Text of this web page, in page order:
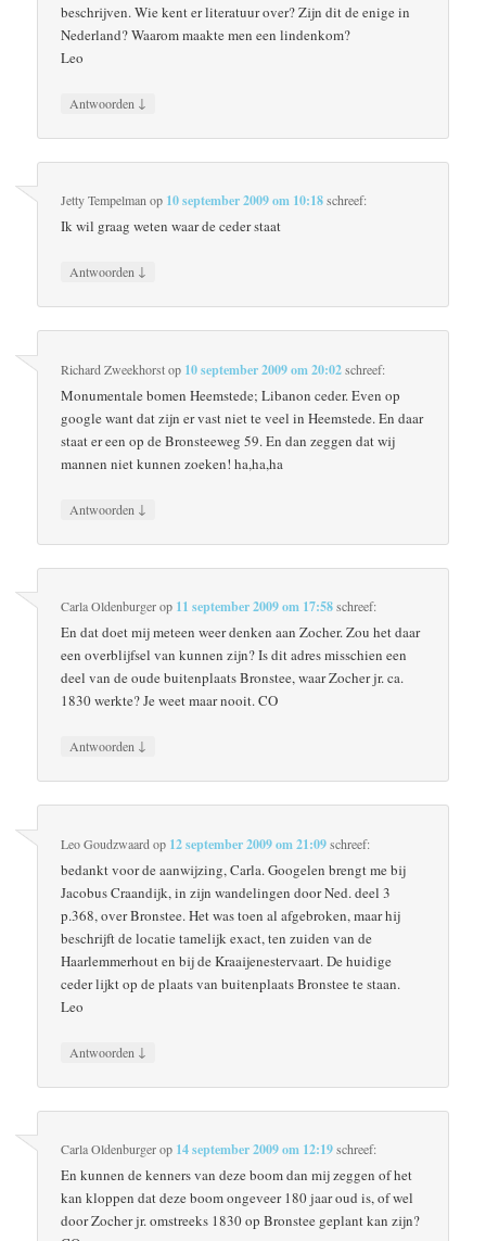
beschrijven. Wie kent er literatuur over? Zijn dit de enige in
Nederland? Waarom maakte men een lindenkom?
Leo
Antwoorden ↓
Jetty Tempelman op 10 september 2009 om 10:18schreef:
Ik wil graag weten waar de ceder staat
Antwoorden ↓
Richard Zweekhorstop 10 september 2009 om 20:02schreef:
Monumentale bomen Heemstede; Libanon ceder. Even op
google want dat zijn er vast niet te veel in Heemstede. En daar
staat er een op de Bronsteeweg 59. En dan zeggen dat wij
mannen niet kunnen zoeken! ha,ha,ha
Antwoorden ↓
Carla Oldenburgerop 11 september 2009 om 17:58schreef:
En dat doet mij meteen weer denken aan Zocher. Zou het daar
een overblijfsel van kunnen zijn? Is dit adres misschien een
deel van de oude buitenplaats Bronstee, waar Zocher jr. ca.
1830 werkte? Je weet maar nooit. CO
Antwoorden ↓
Leo Goudzwaard op 12 september 2009 om 21:09schreef:
bedankt voor de aanwijzing, Carla. Googelen brengt me bij
Jacobus Craandijk, in zijn wandelingen door Ned. deel 3
p.368, over Bronstee. Het was toen al afgebroken, maar hij
beschrijft de locatie tamelijk exact, ten zuiden van de
Haarlemmerhout en bij de Kraaijenestervaart. De huidige
ceder lijkt op de plaats van buitenplaats Bronstee te staan.
Leo
Antwoorden ↓
Carla Oldenburgerop 14 september 2009 om 12:19schreef:
En kunnen de kenners van deze boom dan mij zeggen of het
kan kloppen dat deze boom ongeveer 180 jaar oud is, of wel
door Zocher jr. omstreeks 1830 op Bronstee geplant kan zijn?